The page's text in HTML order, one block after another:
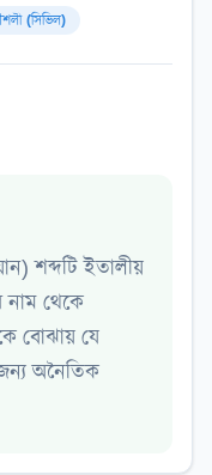
(সিভিল)
শব্দটি ইতালীয়
নাম থেকে
বোঝায় যে
অনৈতিক